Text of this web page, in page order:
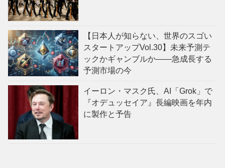
【日本人が知らない、世界のスゴい
スタートアップVol.30】未来予測テ
ックかギャンブルか——急成長する
予測市場の今
イーロン・マスク氏、AI「Grok」で
『オデュッセイア』長編映画を年内
に製作と予告